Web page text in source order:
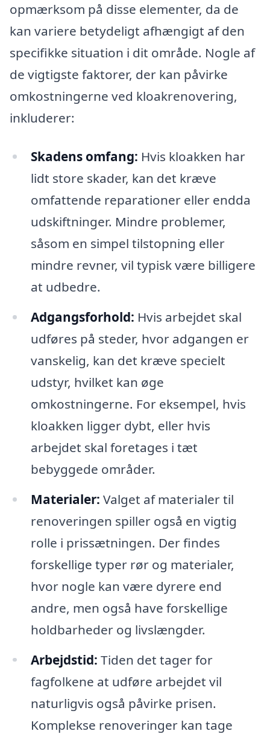
opmærksom på disse elementer, da de
kan variere betydeligt afhængigt af den
specifikke situation i dit område. Nogle af
de vigtigste faktorer, der kan påvirke
omkostningerne ved kloakrenovering,
inkluderer:
Skadens omfang: Hvis kloakken har
lidt store skader, kan det kræve
omfattende reparationer eller endda
udskiftninger. Mindre problemer,
såsom en simpel tilstopning eller
mindre revner, vil typisk være billigere
at udbedre.
Adgangsforhold: Hvis arbejdet skal
udføres på steder, hvor adgangen er
vanskelig, kan det kræve specielt
udstyr, hvilket kan øge
omkostningerne. For eksempel, hvis
kloakken ligger dybt, eller hvis
arbejdet skal foretages i tæt
bebyggede områder.
Materialer: Valget af materialer til
renoveringen spiller også en vigtig
rolle i prissætningen. Der findes
forskellige typer rør og materialer,
hvor nogle kan være dyrere end
andre, men også have forskellige
holdbarheder og livslængder.
Arbejdstid: Tiden det tager for
fagfolkene at udføre arbejdet vil
naturligvis også påvirke prisen.
Komplekse renoveringer kan tage